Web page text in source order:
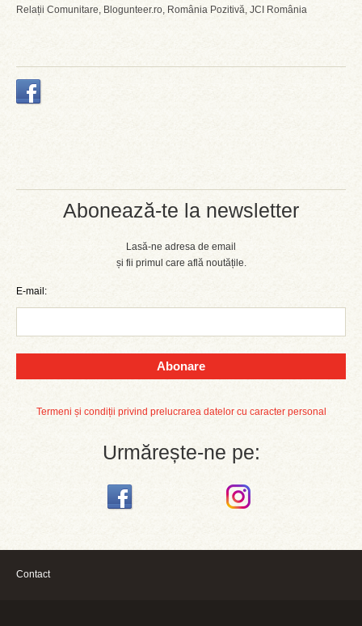
Abonează-te la newsletter
Lasă-ne adresa de email
și fii primul care află noutățile.
E-mail:
Abonare
Termeni și condiții privind prelucrarea datelor cu caracter personal
Urmărește-ne pe:
Relații Comunitare, Blogunteer.ro, România Pozitivă, JCI România
Contact